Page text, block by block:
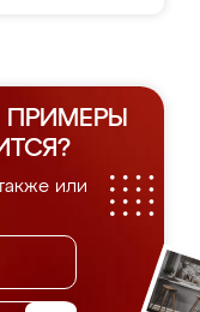
ПРИМЕРЫ
или